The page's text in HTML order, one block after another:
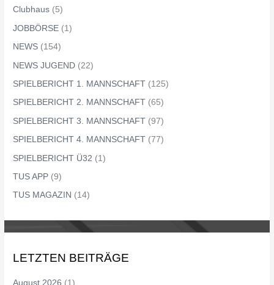
Clubhaus (5)
JOBBÖRSE (1)
NEWS (154)
NEWS JUGEND (22)
SPIELBERICHT 1. MANNSCHAFT (125)
SPIELBERICHT 2. MANNSCHAFT (65)
SPIELBERICHT 3. MANNSCHAFT (97)
SPIELBERICHT 4. MANNSCHAFT (77)
SPIELBERICHT Ü32 (1)
TUS APP (9)
TUS MAGAZIN (14)
LETZTEN BEITRÄGE
August 2026 (1)